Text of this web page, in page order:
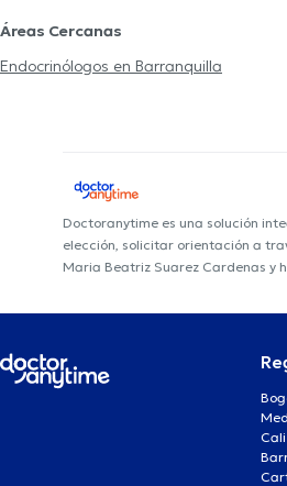
Áreas Cercanas
Endocrinólogos en Barranquilla
Doctoranytime es una solución
elección, solicitar orientación a
Maria Beatriz Suarez Cardenas y
Cali